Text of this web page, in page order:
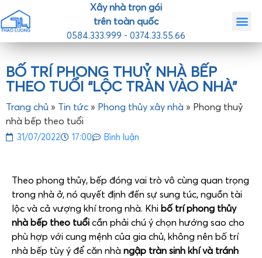
Xây nhà trọn gói
trên toàn quốc
0584.333.999 - 0374.33.55.66
BỐ TRÍ PHONG THUỶ NHÀ BẾP
THEO TUỔI “LỘC TRÀN VÀO NHÀ”
Trang chủ » Tin tức » Phong thủy xây nhà » Phong thuỷ
nhà bếp theo tuổi
31/07/2022 17:00 Bình luận
Theo phong thủy, bếp đóng vai trò vô cùng quan trọng
trong nhà ở, nó quyết định đến sự sung túc, nguồn tài
lộc và cả vượng khí trong nhà. Khi bố trí phong thủy
nhà bếp theo tuổi cần phải chú ý chọn hướng sao cho
phù hợp với cung mệnh của gia chủ, không nên bố trí
nhà bếp tùy ý để căn nhà ngập tràn sinh khí và tránh